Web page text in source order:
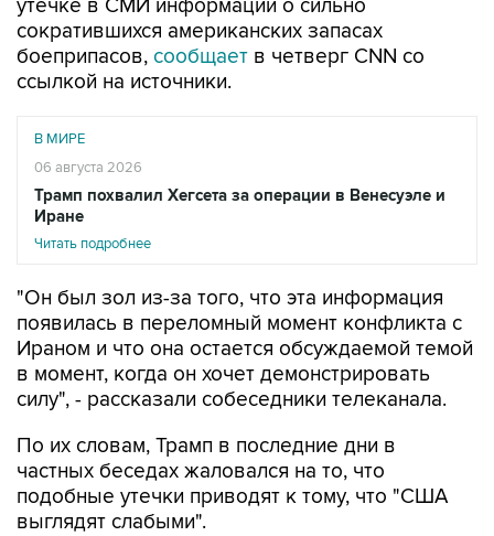
утечке в СМИ информации о сильно
сократившихся американских запасах
боеприпасов, сообщает в четверг CNN со
ссылкой на источники.
В МИРЕ
06 августа 2026
Трамп похвалил Хегсета за операции в Венесуэле и
Иране
Читать подробнее
"Он был зол из-за того, что эта информация
появилась в переломный момент конфликта с
Ираном и что она остается обсуждаемой темой
в момент, когда он хочет демонстрировать
силу", - рассказали собеседники телеканала.
По их словам, Трамп в последние дни в
частных беседах жаловался на то, что
подобные утечки приводят к тому, что "США
выглядят слабыми".